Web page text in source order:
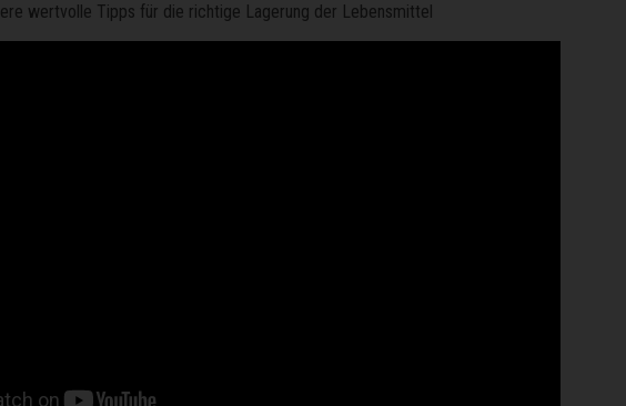
wertvolle Tipps für die richtige Lagerung der Lebensmittel